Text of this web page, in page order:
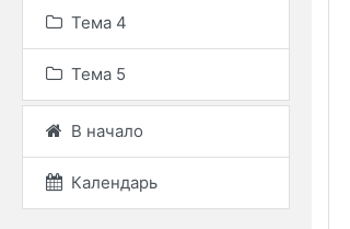
Тема 4
Тема 5
В начало
Календарь